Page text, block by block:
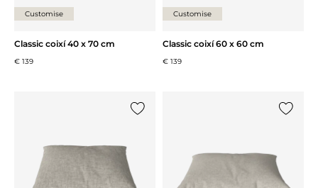
Customise
Classic coixí 40 x 70 cm
€ 139
Customise
Classic coixí 60 x 60 cm
€ 139